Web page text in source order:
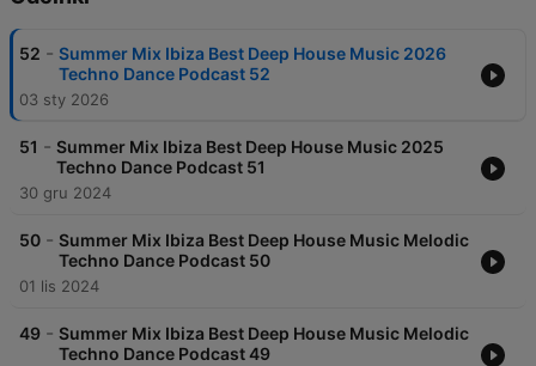
52 - Summer Mix Ibiza Best Deep House Music 2026
Techno Dance Podcast 52
03 sty 2026
51 - Summer Mix Ibiza Best Deep House Music 2025
Techno Dance Podcast 51
30 gru 2024
50 - Summer Mix Ibiza Best Deep House Music Melodic
Techno Dance Podcast 50
01 lis 2024
49 - Summer Mix Ibiza Best Deep House Music Melodic
Techno Dance Podcast 49